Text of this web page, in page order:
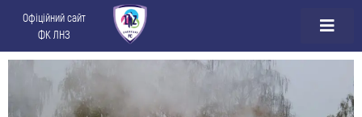
Офіційний сайт
ФК ЛНЗ